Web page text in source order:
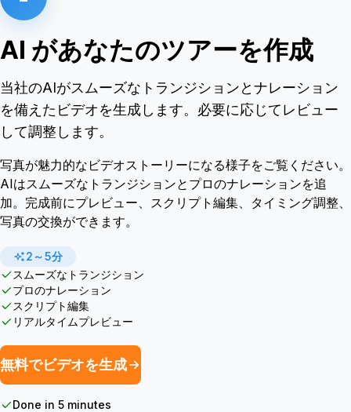
AI があなたのツアーを作成
当社のAIがスムーズなトランジションとナレーション
を備えたビデオを生成します。必要に応じてレビュー
して調整します。
写真が魅力的なビデオストーリーになる様子をご覧ください。
AIはスムーズなトランジションとプロのナレーションを追
加。完成前にプレビュー、スクリプト編集、タイミング調整、
写真の交換ができます。
2～5分
スムーズなトランジション
プロのナレーション
スクリプト編集
リアルタイムプレビュー
無料でビデオを生成
Done in 5 minutes